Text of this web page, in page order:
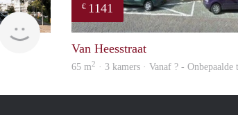
finder
€ 1141
Van Heesstraat
65 m2 · 3 kamers · Vanaf ? - Onbepaalde